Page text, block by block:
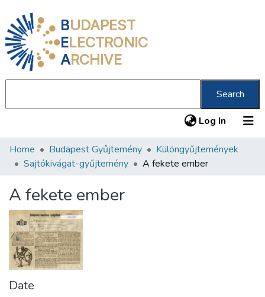
BUDAPEST
ELECTRONIC
ARCHIVE
Search
Log In (current)
Communities & Collections
Statistics
About us
Home Budapest Gyűjtemény
Különgyűjtemények
Sajtókivágat-gyűjtemény
A fekete ember
A fekete ember
Date